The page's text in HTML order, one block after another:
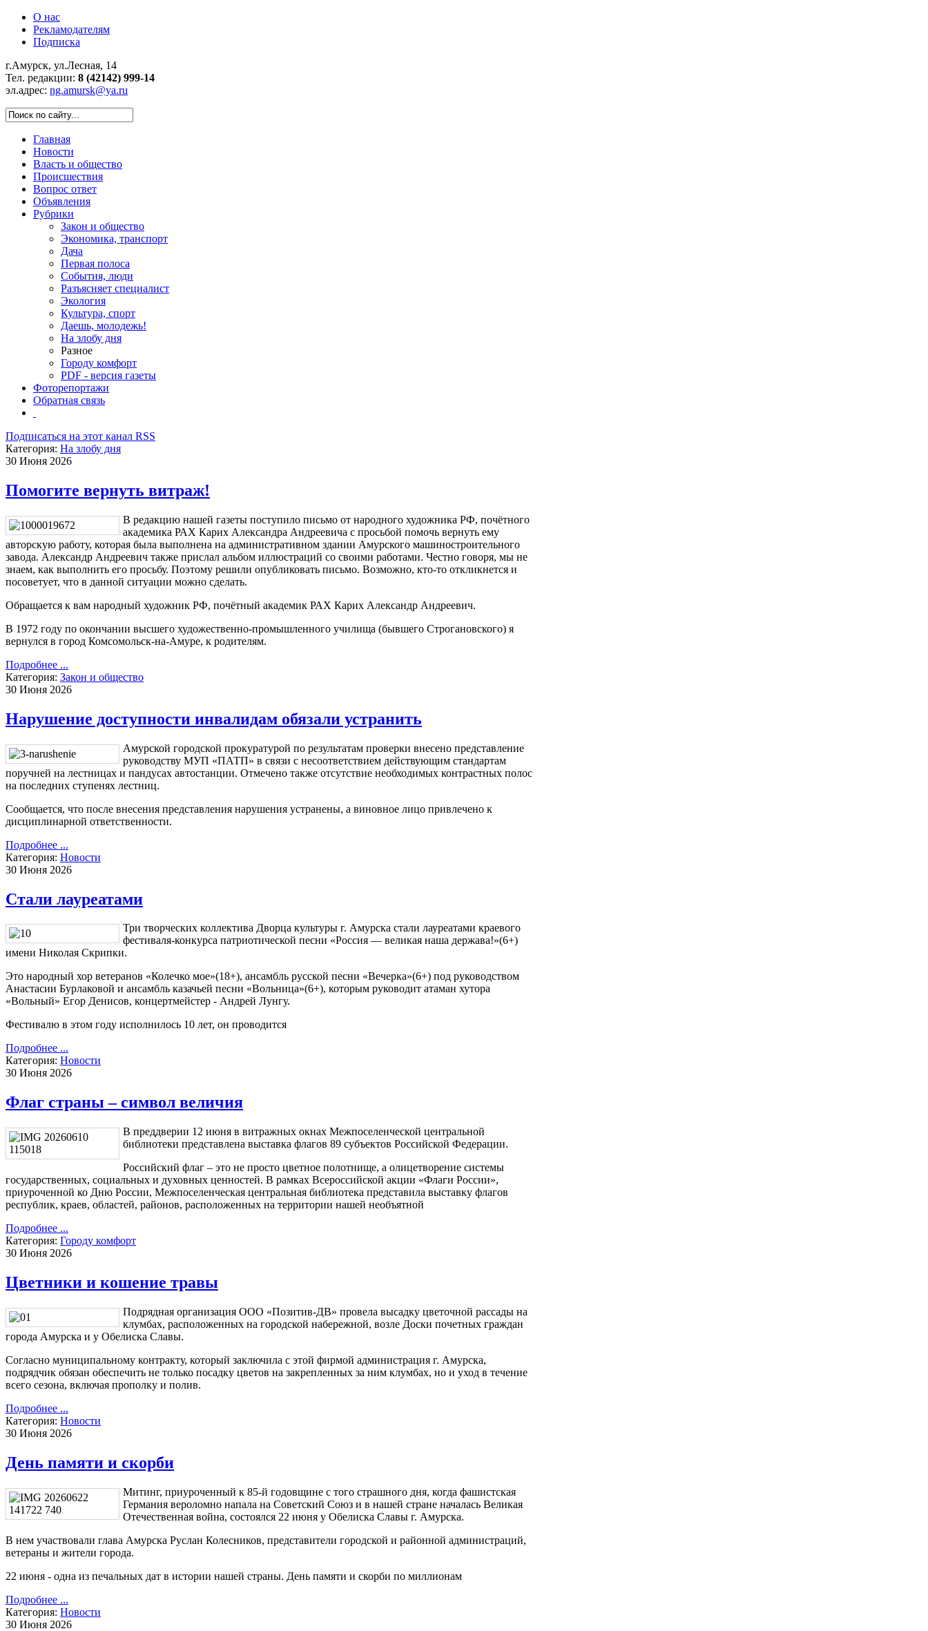
О нас
Рекламодателям
Подписка
г.Амурск, ул.Лесная, 14
Тел. редакции: 8 (42142) 999-14
эл.адрес: ng.amursk@ya.ru
Главная
Новости
Власть и общество
Происшествия
Вопрос ответ
Объявления
Рубрики
Закон и общество
Экономика, транспорт
Дача
Первая полоса
События, люди
Разъясняет специалист
Экология
Культура, спорт
Даешь, молодежь!
На злобу дня
Разное
Городу комфорт
PDF - версия газеты
Фоторепортажи
Обратная связь
Подписаться на этот канал RSS
Категория: На злобу дня
30 Июня 2026
Помогите вернуть витраж!
В редакцию нашей газеты поступило письмо от народного художника РФ, почётного
академика РАХ Карих Александра Андреевича с просьбой помочь вернуть ему
авторскую работу, которая была выполнена на административном здании Амурского машиностроительного
завода. Александр Андреевич также прислал альбом иллюстраций со своими работами. Честно говоря, мы не
знаем, как выполнить его просьбу. Поэтому решили опубликовать письмо. Возможно, кто-то откликнется и
посоветует, что в данной ситуации можно сделать.
Обращается к вам народный художник РФ, почётный академик РАХ Карих Александр Андреевич.
В 1972 году по окончании высшего художественно-промышленного училища (бывшего Строгановского) я
вернулся в город Комсомольск-на-Амуре, к родителям.
Подробнее ...
Категория: Закон и общество
30 Июня 2026
Нарушение доступности инвалидам обязали устранить
Амурской городской прокуратурой по результатам проверки внесено представление
руководству МУП «ПАТП» в связи с несоответствием действующим стандартам
поручней на лестницах и пандусах автостанции. Отмечено также отсутствие необходимых контрастных полос
на последних ступенях лестниц.
Сообщается, что после внесения представления нарушения устранены, а виновное лицо привлечено к
дисциплинарной ответственности.
Подробнее ...
Категория: Новости
30 Июня 2026
Стали лауреатами
Три творческих коллектива Дворца культуры г. Амурска стали лауреатами краевого
фестиваля-конкурса патриотической песни «Россия — великая наша держава!»(6+)
имени Николая Скрипки.
Это народный хор ветеранов «Колечко мое»(18+), ансамбль русской песни «Вечерка»(6+) под руководством
Анастасии Бурлаковой и ансамбль казачьей песни «Вольница»(6+), которым руководит атаман хутора
«Вольный» Егор Денисов, концертмейстер - Андрей Лунгу.
Фестивалю в этом году исполнилось 10 лет, он проводится
Подробнее ...
Категория: Новости
30 Июня 2026
Флаг страны – символ величия
В преддверии 12 июня в витражных окнах Межпоселенческой центральной
библиотеки представлена выставка флагов 89 субъектов Российской Федерации.
Российский флаг – это не просто цветное полотнище, а олицетворение системы
государственных, социальных и духовных ценностей. В рамках Всероссийской акции «Флаги России»,
приуроченной ко Дню России, Межпоселенческая центральная библиотека представила выставку флагов
республик, краев, областей, районов, расположенных на территории нашей необъятной
Подробнее ...
Категория: Городу комфорт
30 Июня 2026
Цветники и кошение травы
Подрядная организация ООО «Позитив-ДВ» провела высадку цветочной рассады на
клумбах, расположенных на городской набережной, возле Доски почетных граждан
города Амурска и у Обелиска Славы.
Согласно муниципальному контракту, который заключила с этой фирмой администрация г. Амурска,
подрядчик обязан обеспечить не только посадку цветов на закрепленных за ним клумбах, но и уход в течение
всего сезона, включая прополку и полив.
Подробнее ...
Категория: Новости
30 Июня 2026
День памяти и скорби
Митинг, приуроченный к 85-й годовщине с того страшного дня, когда фашистская
Германия вероломно напала на Советский Союз и в нашей стране началась Великая
Отечественная война, состоялся 22 июня у Обелиска Славы г. Амурска.
В нем участвовали глава Амурска Руслан Колесников, представители городской и районной администраций,
ветераны и жители города.
22 июня - одна из печальных дат в истории нашей страны. День памяти и скорби по миллионам
Подробнее ...
Категория: Новости
30 Июня 2026